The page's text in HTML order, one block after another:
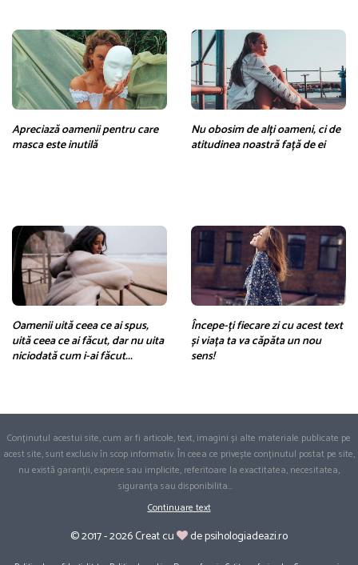
Apreciază oamenii pentru care
masca este inutilă
Nu obosim de alți oameni, ci de
atitudinea noastră față de ei
Oamenii uită ceea ce ai spus,
uită ceea ce ai făcut, dar nu uita
niciodată cum i-ai făcut...
Începe-ți fiecare zi cu acest text
și viața ta va căpăta un nou
sens!
Conținutul acestui site, cum ar fi articole, text, imagini și alte materiale publicate pe
acest site, sunt exclusiv în scop informativ. În ceea ce privește conținutul postat pe site,
nu există garanții, exprese sau implicite, referitoare la exactitatea, necesitatea,
siguranța sau disponibilita...
Continuare text
© 2017 - 2026 Creat cu de psihologiadeazi.ro